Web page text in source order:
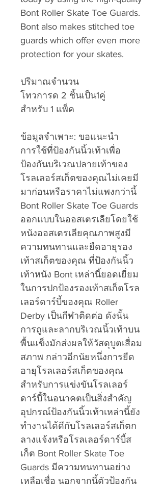
Bont Roller Skate Toe Guards.
Bont also makes stitched toe
guards which offer even more
protection for your skates.
ปริมาณจำนวน
โทวการด 2 ชิ้นเป็น1คู่
สำหรับ 1 แพ็ค
ข้อมูลจำเพาะ: ขอแนะนำ
การใช้ที่ป้องกันนิ้วเท้าเพื่อ
ป้องกันบริเวณปลายเท้าของ
โรลเลอร์สเก็ตของคุณไม่เคยมี
มาก่อนหรือราคาไม่แพงกว่านี้
Bont Roller Skate Toe Guards
ออกแบบในออสเตรเลียโดยใช้
หนังออสเตรเลียคุณภาพสูงมี
ความทนทานและยืดอายุรอง
เท้าสเก็ตของคุณ ที่ป้องกันนิ้ว
เท้าหนัง Bont เหล่านี้ยอดเยี่ยม
ในการปกป้องรองเท้าสเก็ตโรล
เลอร์ดาร์บี้ของคุณ Roller
Derby เป็นกีฬาติดต่อ ดังนั้น
การถูและลากบริเวณนิ้วเท้าบน
พื้นแข็งมักส่งผลให้วัสดุบูตเสื่อม
สภาพ กล่าวอีกนัยหนึ่งการยืด
อายุโรลเลอร์สเก็ตของคุณ
สำหรับการแข่งขันโรลเลอร์
ดาร์บี้ในอนาคตเป็นสิ่งสำคัญ
อุปกรณ์ป้องกันนิ้วเท้าเหล่านี้ยัง
ทำงานได้ดีกับโรลเลอร์สเก็ตก
ลางแจ้งหรือโรลเลอร์ดาร์บี้ส
เก็ต Bont Roller Skate Toe
Guards มีความทนทานอย่าง
เหลือเชื่อ นอกจากนี้ตัวป้องกัน